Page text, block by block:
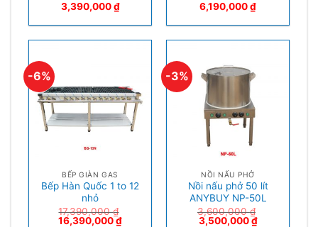
3,390,000₫
6,190,000₫
-6%
BẾP GIÀN GAS
Bếp Hàn Quốc 1 to 12
nhỏ
17,390,000₫
16,390,000₫
-3%
NỒI NẤU PHỞ
Nồi nấu phở 50 lít
ANYBUY NP-50L
3,600,000₫
3,500,000₫